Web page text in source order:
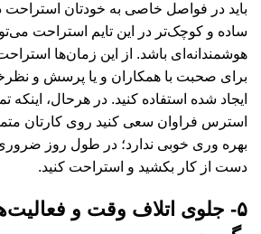
باید در فواصل خاصی به خودتان استراحت
ساده و کوچک‌تر در این تایم استراحت
هوشمندانه‌‌ای باشد. از این زمان‌ها
برای صحبت با همکاران و یا پرسش و
ایجاد شده استفاده کنید. در هرحال، اینکه
استرس فراوان سعی کنید روی کارتان
بهره وری خوبی ندارد؛ در طول روز
دست از کار بکشید و استراحت کنید.
۵- جلوی اتلاف وقت و